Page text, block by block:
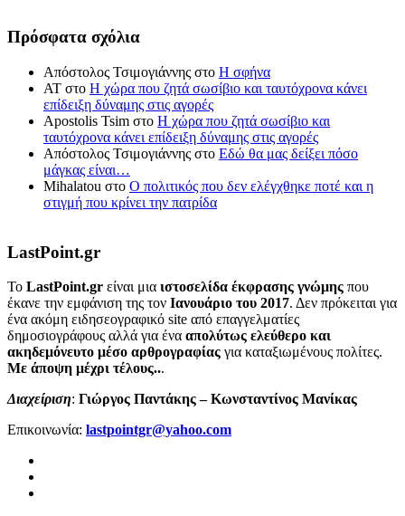
Πρόσφατα σχόλια
Απόστολος Τσιμογιάννης στο Η σφήνα
ΑΤ στο Η χώρα που ζητά σωσίβιο και ταυτόχρονα κάνει
επίδειξη δύναμης στις αγορές
Apostolis Tsim στο Η χώρα που ζητά σωσίβιο και
ταυτόχρονα κάνει επίδειξη δύναμης στις αγορές
Απόστολος Τσιμογιάννης στο Εδώ θα μας δείξει πόσο
μάγκας είναι…
Mihalatou στο Ο πολιτικός που δεν ελέγχθηκε ποτέ και η
στιγμή που κρίνει την πατρίδα
LastPoint.gr
To LastPoint.gr είναι μια ιστοσελίδα έκφρασης γνώμης που
έκανε την εμφάνιση της τον Ιανουάριο του 2017. Δεν πρόκειται για
ένα ακόμη ειδησεογραφικό site από επαγγελματίες
δημοσιογράφους αλλά για ένα απολύτως ελεύθερο και
ακηδεμόνευτο μέσο αρθρογραφίας για καταξιωμένους πολίτες.
Με άποψη μέχρι τέλους...
Διαχείριση: Γιώργος Παντάκης – Κωνσταντίνος Μανίκας
Επικοινωνία: lastpointgr@yahoo.com